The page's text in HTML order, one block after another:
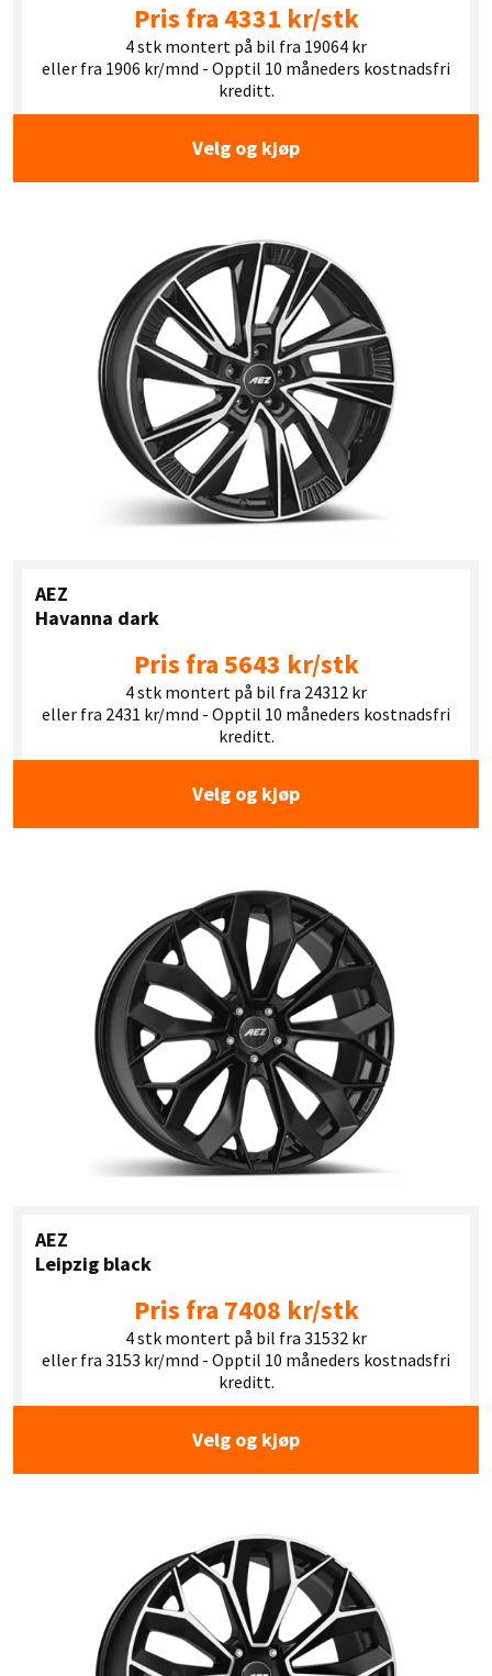
Pris fra 4331 kr/stk
4 stk montert på bil fra 19064 kr
eller fra 1906 kr/mnd - Opptil 10 måneders kostnadsfri
kreditt.
Velg og kjøp
AEZ
Havanna dark
Pris fra 5643 kr/stk
4 stk montert på bil fra 24312 kr
eller fra 2431 kr/mnd - Opptil 10 måneders kostnadsfri
kreditt.
Velg og kjøp
AEZ
Leipzig black
Pris fra 7408 kr/stk
4 stk montert på bil fra 31532 kr
eller fra 3153 kr/mnd - Opptil 10 måneders kostnadsfri
kreditt.
Velg og kjøp